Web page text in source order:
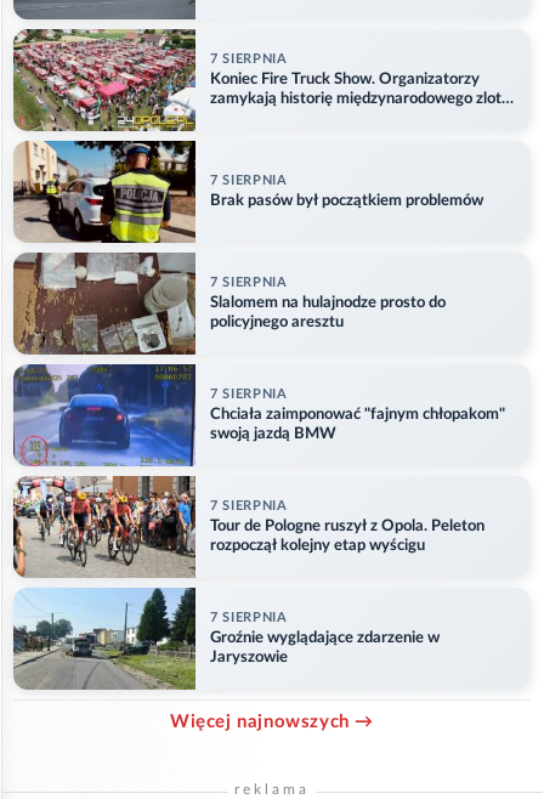
7 SIERPNIA
Koniec Fire Truck Show. Organizatorzy
zamykają historię międzynarodowego zlotu
7 SIERPNIA
Brak pasów był początkiem problemów
7 SIERPNIA
Slalomem na hulajnodze prosto do
policyjnego aresztu
7 SIERPNIA
Chciała zaimponować "fajnym chłopakom"
swoją jazdą BMW
7 SIERPNIA
Tour de Pologne ruszył z Opola. Peleton
rozpoczął kolejny etap wyścigu
7 SIERPNIA
Groźnie wyglądające zdarzenie w
Jaryszowie
Więcej najnowszych →
reklama